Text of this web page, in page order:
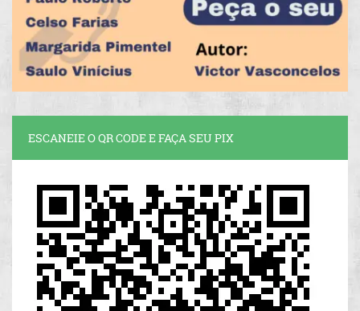
ESCANEIE O QR CODE E FAÇA SEU PIX